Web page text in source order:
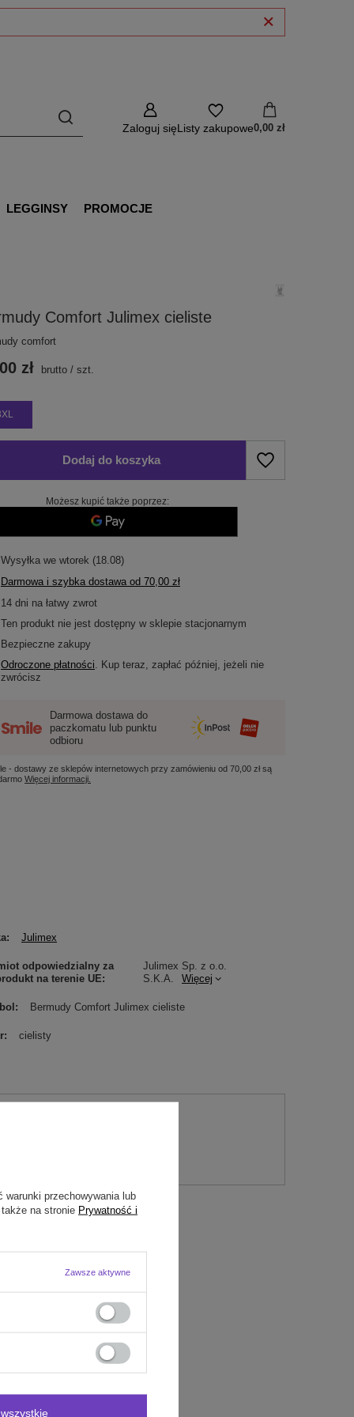
Zaloguj sięListy zakupowe0,00 zł
LEGGINSY PROMOCJE
Comfort Julimex cieliste
comfort
zł brutto /szt.
Dodaj do koszyka
Możesz kupić także poprzez:
Wysyłkawe wtorek (18.08)
Darmowa i szybka dostawa od70,00 zł
14 dni na łatwy zwrot
Ten produkt nie jest dostępny w sklepie stacjonarnym
Bezpieczne zakupy
Odroczone płatności . Kup teraz, zapłać później, jeżeli nie
zwrócisz
Darmowa dostawa do
paczkomatu lub punktu
odbioru
- dostawy ze sklepów internetowych przy zamówieniu od70,00 złsą
Więcej informacji.
Julimex
odpowiedzialny za
na terenie UE
Julimex Sp. z o.o.
S.K.A.
Więcej
Bermudy Comfort Julimex cieliste
cielisty
warunki przechowywania lub
na stronie Prywatność i
Zawsze aktywne